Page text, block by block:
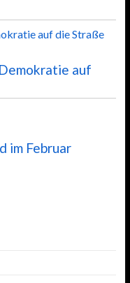
auf
im Februar